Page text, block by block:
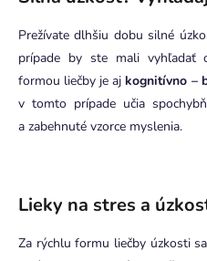
Prežívate dlhšiu dobu silné
prípade by ste mali vyhľadať
formou liečby je aj kognitívno –
v tomto prípade učia
a zabehnuté vzorce myslenia.
Lieky na stres a
Za rýchlu formu liečby úzkosti